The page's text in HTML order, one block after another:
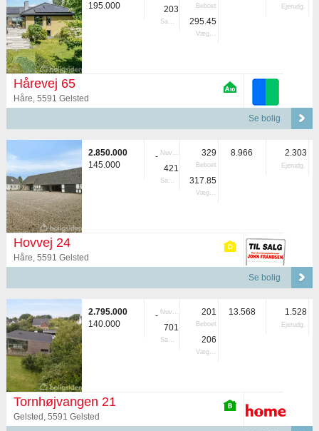
195.000
203
Samlet
Beboet
295.45
Vægtet
Ejerudg.
Hårevej 65
Håre, 5591 Gelsted
Se bolig
2.850.000
145.000
- Nuvær.
421
Samlet
329
Beboet
317.85
Vægtet
8.966 2.303
Ejerudg.
Hovvej 24
Håre, 5591 Gelsted
Se bolig
2.795.000
140.000
- Nuvær.
701
Samlet
201
Beboet
206
Vægtet
13.568 1.528
Ejerudg.
Tornhøjvangen 21
Gelsted, 5591 Gelsted